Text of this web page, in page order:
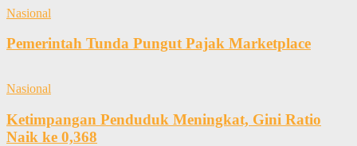
Nasional
Pemerintah Tunda Pungut Pajak Marketplace
Nasional
Ketimpangan Penduduk Meningkat, Gini Ratio
Naik ke 0,368